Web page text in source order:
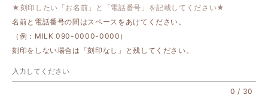
★刻印したい「お名前」と「電話番号」を記載してください★
名前と電話番号の間はスペースをあけてください。
（例：MILK 090-0000-0000）
刻印をしない場合は「刻印なし」と残してください。
0 / 30